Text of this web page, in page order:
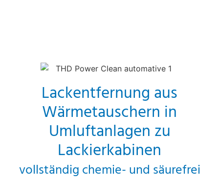
Lackentfernung aus
Wärmetauschern in
Umluftanlagen zu
Lackierkabinen
vollständig chemie- und säurefrei